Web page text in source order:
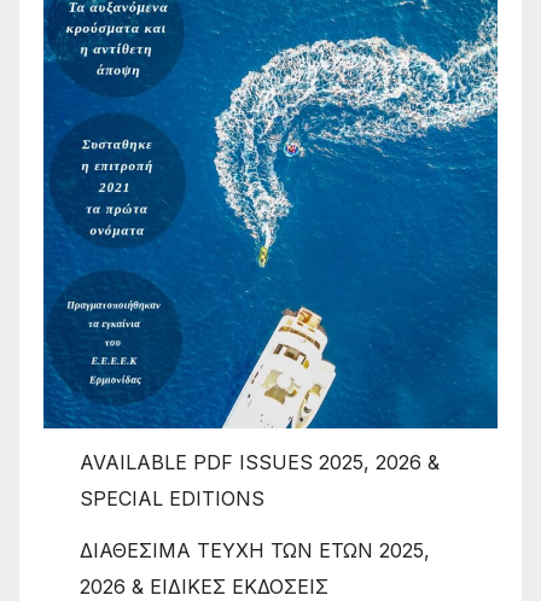
AVAILABLE PDF ISSUES 2025, 2026 &
SPECIAL EDITIONS
ΔΙΑΘΕΣΙΜΑ ΤΕΥΧΗ ΤΩΝ ΕΤΩΝ 2025,
2026 & ΕΙΔΙΚΕΣ ΕΚΔΟΣΕΙΣ